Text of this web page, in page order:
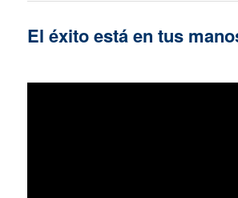
El éxito está en tus